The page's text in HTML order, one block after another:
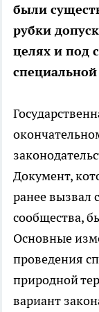
были
рубки
целях и под
Документ,
ранее вызвал
сообщества,
Основные
проведения
природной
вариант